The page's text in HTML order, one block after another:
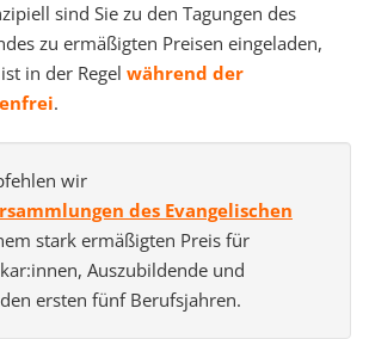
sind Sie zu den Tagungen des
zu ermäßigten Preisen eingeladen,
in der Regel während der
.
wir
des Evangelischen
stark ermäßigten Preis für
Auszubildende und
ersten fünf Berufsjahren.